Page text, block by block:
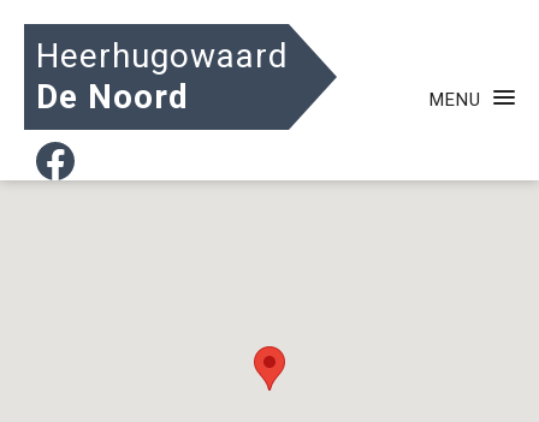
Heerhugowaard
De Noord